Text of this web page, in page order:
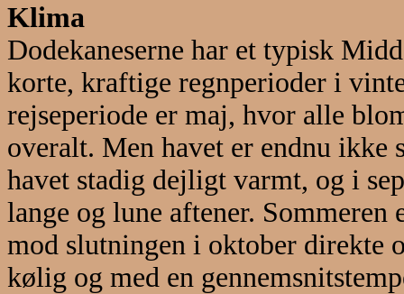
Klima
Dodekaneserne har et typisk
korte, kraftige regnperioder i
rejseperiode er maj, hvor alle
overalt. Men havet er endnu ikke
havet stadig dejligt varmt, og i
lange og lune aftener.
mod slutningen i oktober direkte
kølig og med en